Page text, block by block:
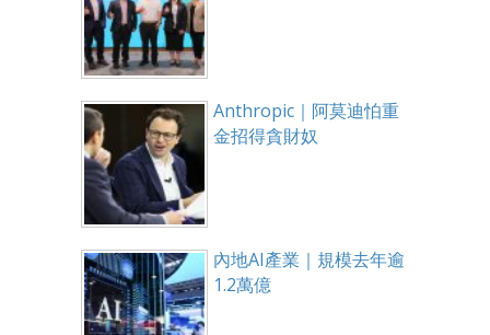
Anthropic｜阿莫迪怕重
金招得貪財奴
內地AI產業｜規模去年逾
1.2萬億